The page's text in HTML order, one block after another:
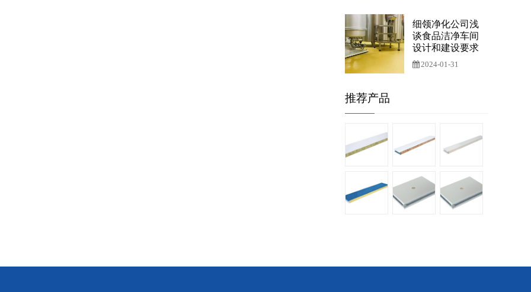
细领净化公司浅
谈食品洁净车间
设计和建设要求
2024-01-31
推荐产品